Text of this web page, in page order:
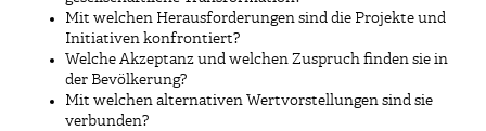
Mit welchen Herausforderungen sind die Projekte und
Initiativen konfrontiert?
Welche Akzeptanz und welchen Zuspruch finden sie in
der Bevölkerung?
Mit welchen alternativen Wertvorstellungen sind sie
verbunden?